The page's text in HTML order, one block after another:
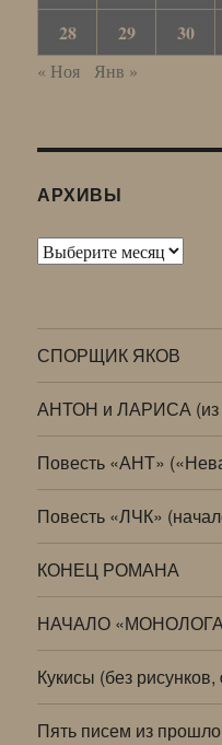
28
29 30
« Ноя Янв »
АРХИВЫ
Архивы
СПОРЩИК ЯКОВ
АНТОН и ЛАРИСА (из
Повесть «АНТ»
Повесть «ЛЧК»
КОНЕЦ РОМАНА
НАЧАЛО
Кукисы (без рисунков,
Пять писем из